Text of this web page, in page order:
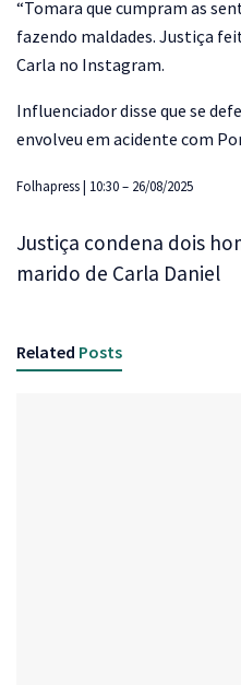
“Tomara que cumpram as
fazendo maldades. Justiça
Carla no Instagram.
Influenciador disse que se
envolveu em acidente com
Folhapress | 10:30 – 26/08/2025
Justiça condena dois
marido de Carla Daniel
Related Posts